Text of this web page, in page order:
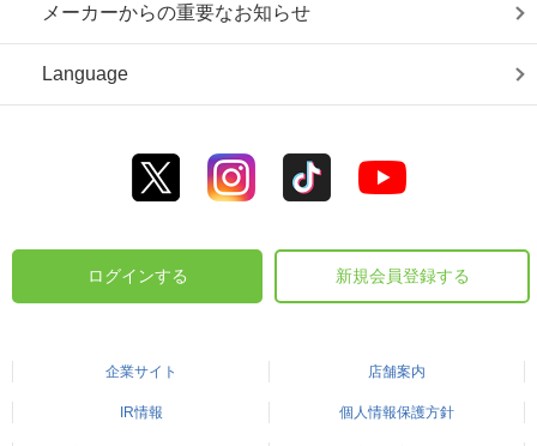
メーカーからの重要なお知らせ
Language
ログインする 新規会員登録する
企業サイト 店舗案内
IR情報 個人情報保護方針